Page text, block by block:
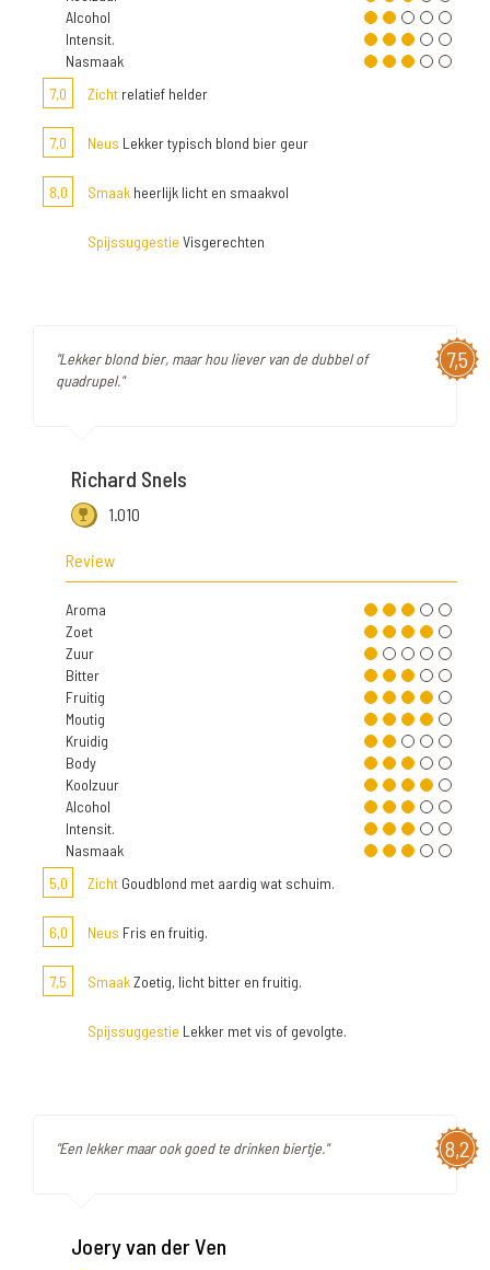
Alcohol
Intensit.
Nasmaak
7,0
Zicht relatief helder
7,0 Neus Lekker typisch blond bier geur
8,0 Smaak heerlijk licht en smaakvol
Spijssuggestie Visgerechten
7,5
"Lekker blond bier, maar hou liever van de dubbel of
quadrupel."
Richard Snels
1.010
Review
Aroma
Zoet
Zuur
Bitter
Fruitig
Moutig
Kruidig
Body
Koolzuur
Alcohol
Intensit.
Nasmaak
5,0
Zicht Goudblond met aardig wat schuim.
6,0 Neus Fris en fruitig.
7,5 SmaakZoetig, licht bitter en fruitig.
Spijssuggestie Lekker met vis of gevolgte.
8,2
"Een lekker maar ook goed te drinken biertje."
Joery van der Ven